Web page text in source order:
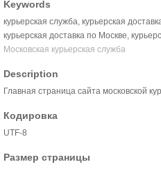
Keywords
курьерская служба, курьерская
курьерская доставка по Москве,
Московская курьерская служба
Description
Главная страница сайта московской
Кодировка
UTF-8
Размер страницы